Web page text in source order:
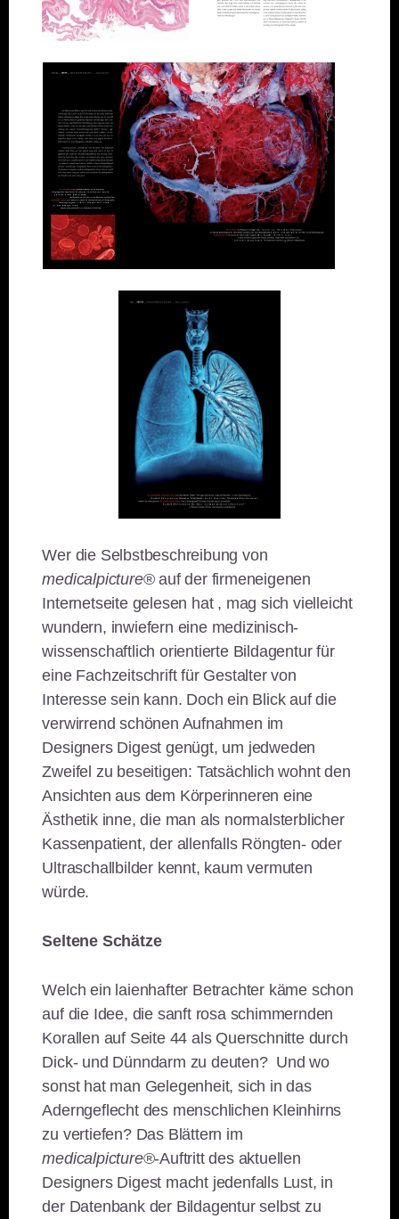
Wer die Selbstbeschreibung von
medicalpicture® auf der firmeneigenen
Internetseite gelesen hat , mag sich vielleicht
wundern, inwiefern eine medizinisch-
wissenschaftlich orientierte Bildagentur für
eine Fachzeitschrift für Gestalter von
Interesse sein kann. Doch ein Blick auf die
verwirrend schönen Aufnahmen im
Designers Digest genügt, um jedweden
Zweifel zu beseitigen: Tatsächlich wohnt den
Ansichten aus dem Körperinneren eine
Ästhetik inne, die man als normalsterblicher
Kassenpatient, der allenfalls Röngten- oder
Ultraschallbilder kennt, kaum vermuten
würde.
Seltene Schätze
Welch ein laienhafter Betrachter käme schon
auf die Idee, die sanft rosa schimmernden
Korallen auf Seite 44 als Querschnitte durch
Dick- und Dünndarm zu deuten? Und wo
sonst hat man Gelegenheit, sich in das
Aderngeflecht des menschlichen Kleinhirns
zu vertiefen? Das Blättern im
medicalpicture®-Auftritt des aktuellen
Designers Digest macht jedenfalls Lust, in
der Datenbank der Bildagentur selbst zu